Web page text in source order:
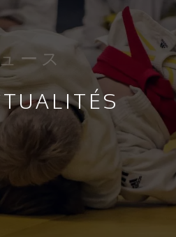
ース